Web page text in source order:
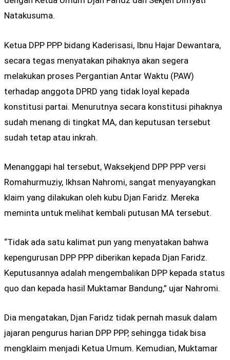
Natakusuma.
Ketua DPP PPP bidang Kaderisasi, Ibnu Hajar Dewantara,
secara tegas menyatakan pihaknya akan segera
melakukan proses Pergantian Antar Waktu (PAW)
terhadap anggota DPRD yang tidak loyal kepada
konstitusi partai. Menurutnya secara konstitusi pihaknya
sudah menang di tingkat MA, dan keputusan tersebut
sudah tetap atau inkrah.
Menanggapi hal tersebut, Waksekjend DPP PPP versi
Romahurmuziy, Ikhsan Nahromi, sangat menyayangkan
klaim yang dilakukan oleh kubu Djan Faridz. Mereka
meminta untuk melihat kembali putusan MA tersebut.
“Tidak ada satu kalimat pun yang menyatakan bahwa
kepengurusan DPP PPP diberikan kepada Djan Faridz.
Keputusannya adalah mengembalikan DPP kepada status
quo dan kepada hasil Muktamar Bandung,” ujar Nahromi.
Dia mengatakan, Djan Faridz tidak pernah masuk dalam
jajaran pengurus harian DPP PPP, sehingga tidak bisa
mengklaim menjadi Ketua Umum. Kemudian, Muktamar